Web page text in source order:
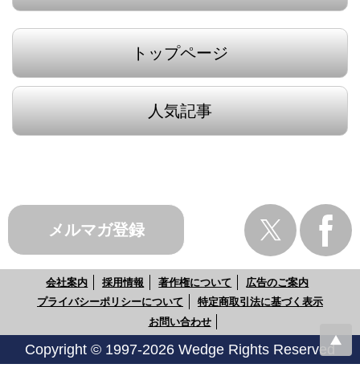
トップページ
人気記事
メルマガ登録
会社案内 採用情報 著作権について
広告のご案内
プライバシーポリシーについて
特定商取引法に基づく表示
お問い合わせ
Copyright © 1997-2026 Wedge Rights Reserved